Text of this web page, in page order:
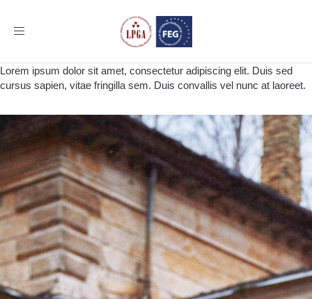
Toggle
Lorem ipsum dolor sit amet, consectetur adipiscing elit. Duis sed
cursus sapien, vitae fringilla sem. Duis convallis vel nunc at laoreet.